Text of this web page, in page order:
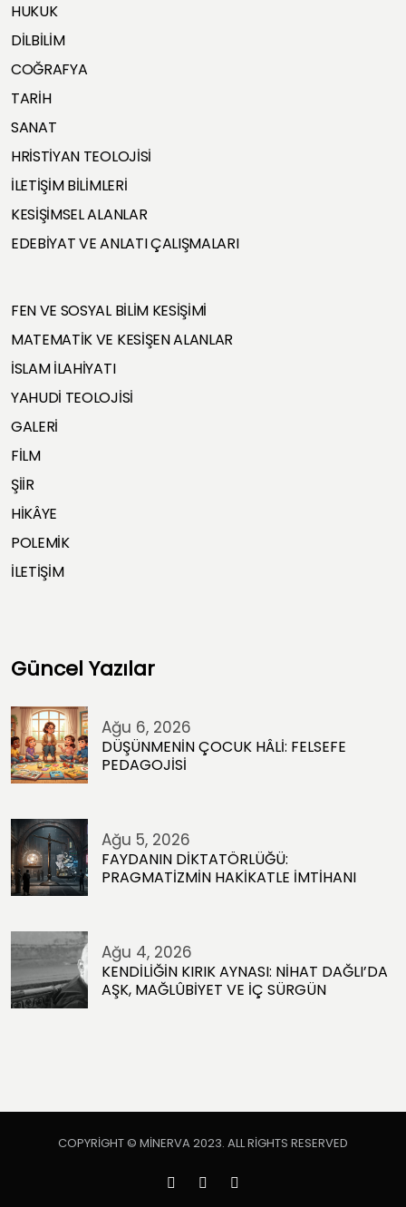
HUKUK
DİLBİLİM
COĞRAFYA
TARİH
SANAT
HRİSTİYAN TEOLOJİSİ
İLETİŞİM BİLİMLERİ
KESİŞİMSEL ALANLAR
EDEBİYAT VE ANLATI ÇALIŞMALARI
FEN VE SOSYAL BİLİM KESİŞİMİ
MATEMATİK VE KESİŞEN ALANLAR
İSLAM İLAHİYATI
YAHUDİ TEOLOJİSİ
GALERİ
FİLM
ŞİİR
HİKÂYE
POLEMİK
İLETİŞİM
Güncel Yazılar
Ağu 6, 2026
DÜŞÜNMENİN ÇOCUK HÂLİ: FELSEFE
PEDAGOJİSİ
Ağu 5, 2026
FAYDANIN DİKTATÖRLÜĞÜ:
PRAGMATİZMİN HAKİKATLE İMTİHANI
Ağu 4, 2026
KENDİLİĞİN KIRIK AYNASI: NİHAT DAĞLI’DA
AŞK, MAĞLÛBİYET VE İÇ SÜRGÜN
COPYRIGHT © MINERVA 2023. ALL RIGHTS RESERVED